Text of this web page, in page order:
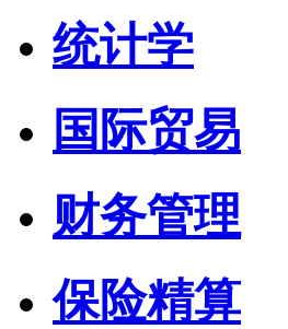
统计学
国际贸易
财务管理
保险精算